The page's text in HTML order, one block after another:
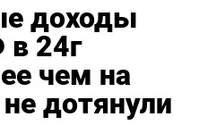
доходы
24г
чем на
дотянули